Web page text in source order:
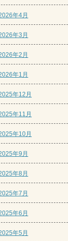
年4月
年3月
年2月
年1月
年12月
年11月
年10月
年9月
年8月
年7月
年6月
年5月